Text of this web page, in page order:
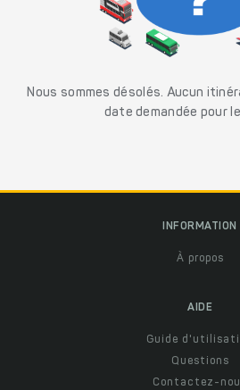
Nous sommes désolés. Aucun
date demandée pour
INFORMATION
À propos
AIDE
Guide
Questions
Contactez-